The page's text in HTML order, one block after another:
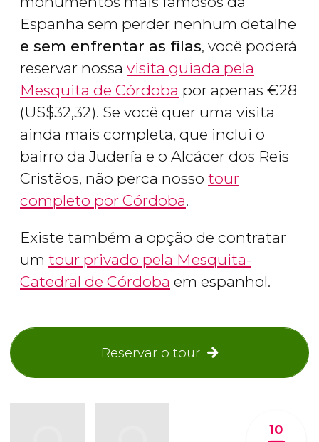
Espanha sem perder nenhum detalhe
e sem enfrentar as filas, você poderá
reservar nossa visita guiada pela
Mesquita de Córdoba por apenas €28
(US$32,32). Se você quer uma visita
ainda mais completa, que inclui o
bairro da Judería e o Alcácer dos Reis
Cristãos, não perca nosso tour
completo por Córdoba.
Existe também a opção de contratar
um tour privado pela Mesquita-
Catedral de Córdoba em espanhol.
Reservar o tour
10